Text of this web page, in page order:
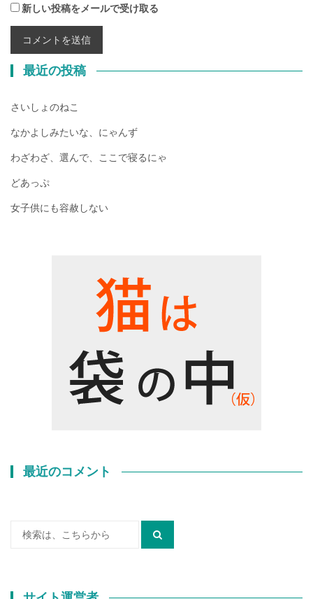
新しい投稿をメールで受け取る
最近の投稿
さいしょのねこ
なかよしみたいな、にゃんず
わざわざ、選んで、ここで寝るにゃ
どあっぷ
女子供にも容赦しない
最近のコメント